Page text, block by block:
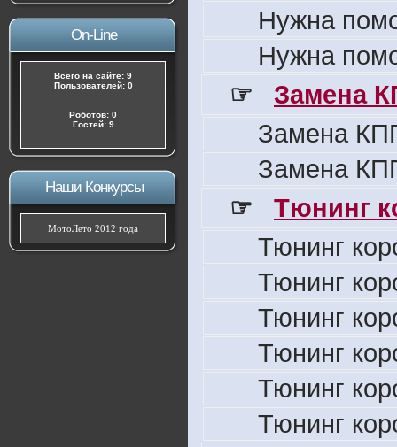
On-Line
Всего на сайте: 9
Пользователей: 0
Роботов: 0
Гостей: 9
Наши Конкурсы
МотоЛето 2012 года
Нужна
Нужна
☞
Замена
Замена
Замена
☞
Тюнинг
Тюнинг
Тюнинг
Тюнинг
Тюнинг
Тюнинг
Тюнинг